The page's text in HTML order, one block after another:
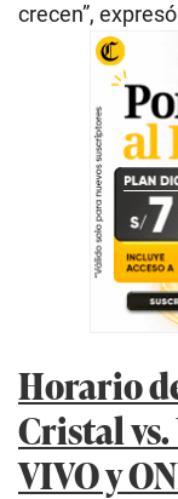
crecen”,
Horario
Cristal
VIVO y